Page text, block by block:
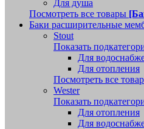
Для душа
Посмотреть все товары
Баки расширительные
Stout
Показать
Для
Для отопления
Посмотреть все
Wester
Показать
Для отопления
Для